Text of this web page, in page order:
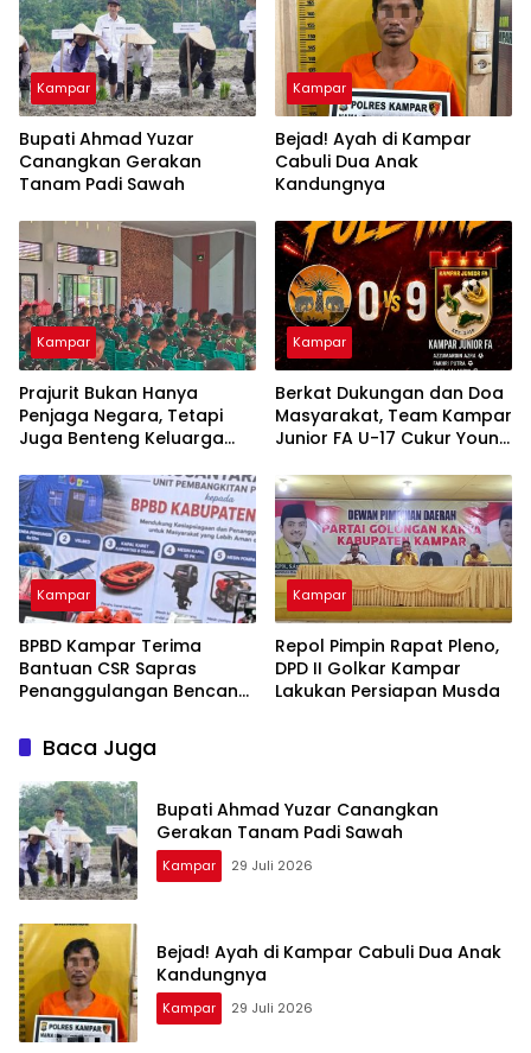
Kampar
Bupati Ahmad Yuzar
Canangkan Gerakan
Tanam Padi Sawah
Kampar
Bejad! Ayah di Kampar
Cabuli Dua Anak
Kandungnya
Kampar
Prajurit Bukan Hanya
Penjaga Negara, Tetapi
Juga Benteng Keluarga
Kampar
Berkat Dukungan dan Doa
Masyarakat, Team Kampar
Junior FA U-17 Cukur Young
Soeratin
Kampar
BPBD Kampar Terima
Bantuan CSR Sapras
Penanggulangan Bencana
Nusantara Power
Kampar
Repol Pimpin Rapat Pleno,
DPD II Golkar Kampar
Lakukan Persiapan Musda
Baca Juga
Bupati Ahmad Yuzar Canangkan
Gerakan Tanam Padi Sawah
Kampar 29 Juli 2026
Bejad! Ayah di Kampar Cabuli Dua Anak
Kandungnya
Kampar 29 Juli 2026